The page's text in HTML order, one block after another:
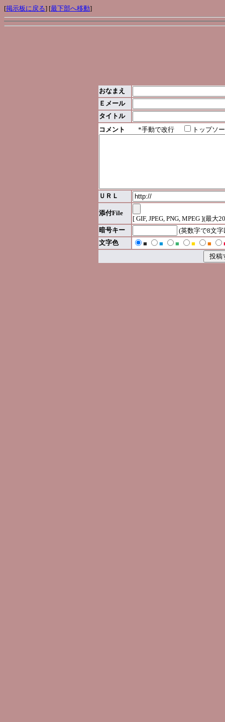
[掲示板に戻る] [最下部へ移動]
おなまえ
Ｅメール
タイトル
コメント *手動で改行 トップソ
ＵＲＬ
添付File
[ GIF, JPEG, PNG, MPEG ](最大
暗号キー
(英数字で8文
文字色
■ ■ ■ ■ ■